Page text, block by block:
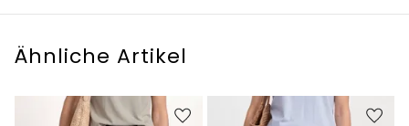
Ähnliche Artikel